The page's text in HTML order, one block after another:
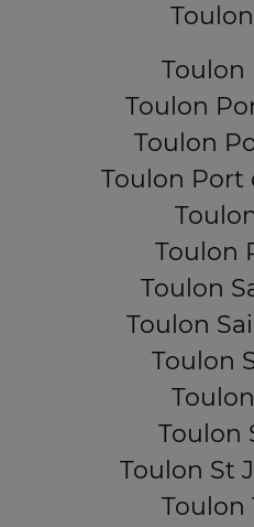
Toulon
Toulon
Toulon
Toulon Port
Toulon
Toulon
Toulon
Toulon
Toulon
Toulon St
Toulon